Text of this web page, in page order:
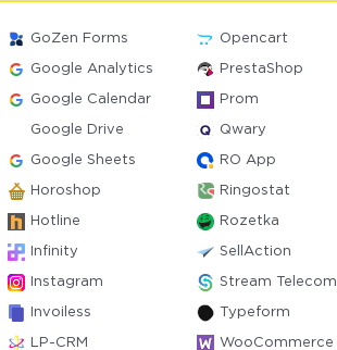
GoZen Forms Opencart
Google Analytics PrestaShop
Google Calendar Prom
Google Drive Qwary
Google Sheets RO App
Horoshop Ringostat
Hotline Rozetka
Infinity SellAction
Instagram Stream Telecom
Invoiless Typeform
LP-CRM WooCommerce